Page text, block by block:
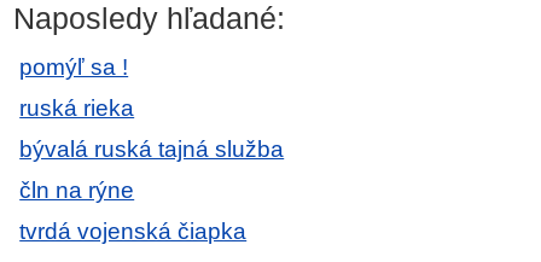
Naposledy hľadané:
pomýľ sa !
ruská rieka
bývalá ruská tajná služba
čln na rýne
tvrdá vojenská čiapka